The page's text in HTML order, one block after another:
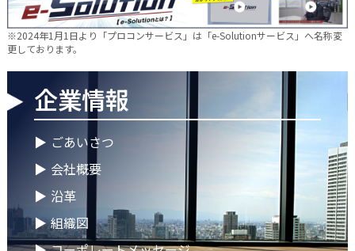
新卒第10期生 OJT研修の様子をご紹介✨
2026.04.28
2026.04.28
ゴールデンウイークに伴う休業期間のお知らせ
2026.04.25
徳島オフィス 事務所移転のお知らせ
2026.04.02
🌸2026年度 入社式🌸
※2024年1月1日より「プロコンサービス」は「e-Solutionサービス」へ名称変
更しております。
企業情報
▶ ごあいさつ
▶ 会社概要
▶ 沿革
▶ 組織図